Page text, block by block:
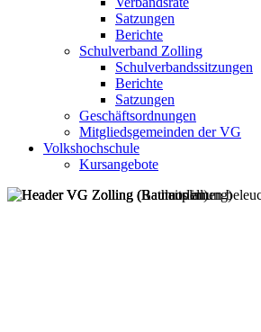
Satzungen
Berichte
Schulverband Zolling
Schulverbandssitzungen
Berichte
Satzungen
Geschäftsordnungen
Mitgliedsgemeinden der VG
Volkshochschule
Kursangebote